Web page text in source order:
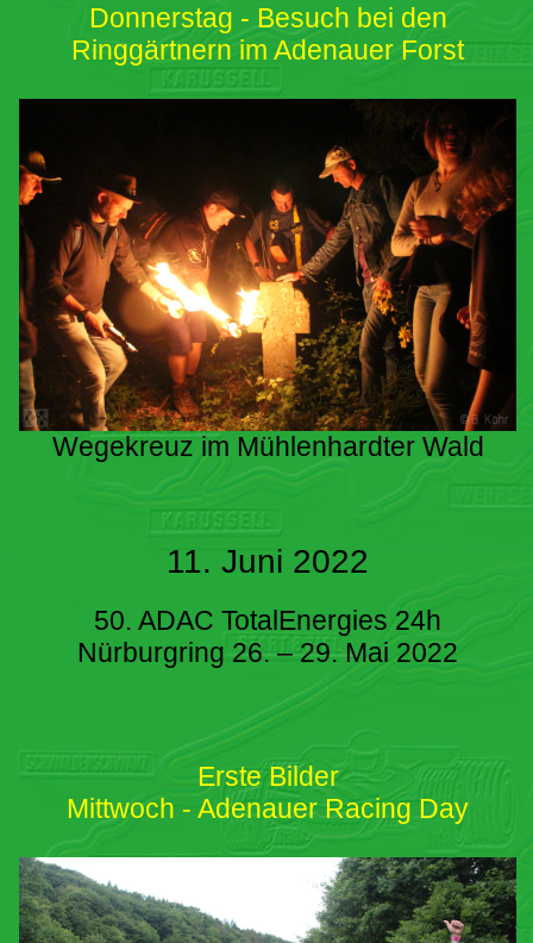
Donnerstag - Besuch bei den
Ringgärtnern im Adenauer Forst
Wegekreuz im Mühlenhardter Wald
11. Juni 2022
50. ADAC TotalEnergies 24h
Nürburgring 26. – 29. Mai 2022
Erste Bilder
Mittwoch - Adenauer Racing Day